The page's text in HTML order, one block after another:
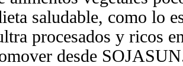
saludable, como lo
procesados y ricos
desde